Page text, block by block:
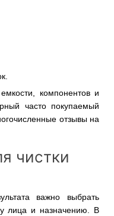
компонентов и
часто покупаемый
отзывы на
чистки
важно выбрать
лица и назначению. В